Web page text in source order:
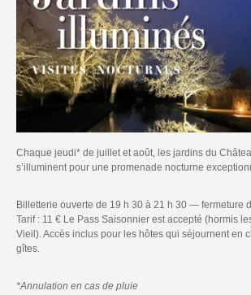
Chaque jeudi* de juillet et août, les jardins du
s’illuminent pour une promenade nocturne
Billetterie ouverte de 19 h 30 à 21 h 30 — fermeture
Tarif : 11 € Le Pass Saisonnier est accepté (hormis
Vieil). Accès inclus pour les hôtes qui séjournent en
gîtes.
*Annulation en cas de pluie